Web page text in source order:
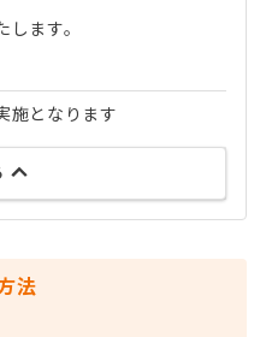
ます。
施となります
法